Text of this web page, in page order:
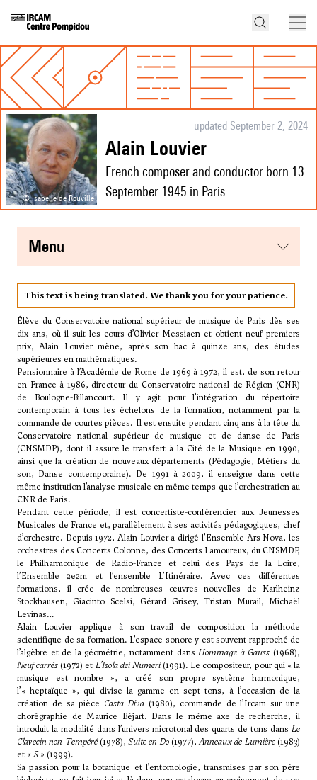
© Isabelle de Rouville
updated September 2, 2024
Alain Louvier
French composer and conductor born 13
September 1945 in Paris.
menu
This text is being translated. We thank you for your patience.
Élève du Conservatoire national supérieur de musique de Paris dès ses
dix ans, où il suit les cours d’Olivier Messiaen et obtient neuf premiers
prix, Alain Louvier mène, après son bac à quinze ans, des études
supérieures en mathématiques.
Pensionnaire à l’Académie de Rome de 1969 à 1972, il est, de son retour
en France à 1986, directeur du Conservatoire national de Région (CNR)
de Boulogne-Billancourt. Il y agit pour l’intégration du répertoire
contemporain à tous les échelons de la formation, notamment par la
commande de courtes pièces. Il est ensuite pendant cinq ans à la tête du
Conservatoire national supérieur de musique et de danse de Paris
(CNSMDP), dont il assure le transfert à la Cité de la Musique en 1990,
ainsi que la création de nouveaux départements (Pédagogie, Métiers du
son, Danse contemporaine). De 1991 à 2009, il enseigne dans cette
même institution l’analyse musicale en même temps que l’orchestration au
CNR de Paris.
Pendant cette période, il est concertiste-conférencier aux Jeunesses
Musicales de France et, parallèlement à ses activités pédagogiques, chef
d’orchestre. Depuis 1972, Alain Louvier a dirigé l’Ensemble Ars Nova, les
orchestres des Concerts Colonne, des Concerts Lamoureux, du CNSMDP,
le Philharmonique de Radio-France et celui des Pays de la Loire,
l’Ensemble 2e2m et l’ensemble L’Itinéraire. Avec ces différentes
formations, il crée de nombreuses œuvres nouvelles de Karlheinz
Stockhausen,Giacinto Scelsi, Gérard Grisey, Tristan Murail, Michaël
Levinas…
Alain Louvier applique à son travail de composition la méthode
scientifique de sa formation. L’espace sonore y est souvent rapproché de
l’algèbre et de la géométrie, notamment dansHommage à Gauss (1968),
Neuf carrés (1972) et L’Isola dei Numeri(1991). Le compositeur, pour qui « la
musique est nombre », a créé son propre système harmonique,
l’« heptaïque », qui divise la gamme en sept tons, à l’occasion de la
création de sa pièce Casta Diva (1980), commande de l’Ircam sur une
chorégraphie de Maurice Béjart. Dans le même axe de recherche, il
introduit la modalité dans l’univers microtonal des quarts de tons dans Le
Clavecin non Tempéré(1978),Suite en Do(1977),Anneaux de Lumière(1983)
et « S » (1999).
Sa passion pour la botanique et l’entomologie, transmises par son père